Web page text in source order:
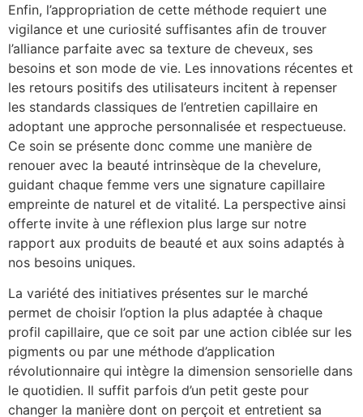
Enfin, l’appropriation de cette méthode requiert une
vigilance et une curiosité suffisantes afin de trouver
l’alliance parfaite avec sa texture de cheveux, ses
besoins et son mode de vie. Les innovations récentes et
les retours positifs des utilisateurs incitent à repenser
les standards classiques de l’entretien capillaire en
adoptant une approche personnalisée et respectueuse.
Ce soin se présente donc comme une manière de
renouer avec la beauté intrinsèque de la chevelure,
guidant chaque femme vers une signature capillaire
empreinte de naturel et de vitalité. La perspective ainsi
offerte invite à une réflexion plus large sur notre
rapport aux produits de beauté et aux soins adaptés à
nos besoins uniques.
La variété des initiatives présentes sur le marché
permet de choisir l’option la plus adaptée à chaque
profil capillaire, que ce soit par une action ciblée sur les
pigments ou par une méthode d’application
révolutionnaire qui intègre la dimension sensorielle dans
le quotidien. Il suffit parfois d’un petit geste pour
changer la manière dont on perçoit et entretient sa